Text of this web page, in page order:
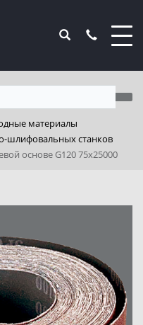
материалы
шлифовальных станков
основе G120 75х25000